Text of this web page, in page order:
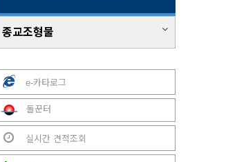
종교조형물
e-카타로그
돌꾼터
실시간 견적조회